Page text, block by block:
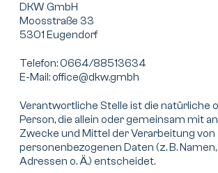
DKW GmbH
Moosstraße 33
5301 Eugendorf
Telefon: 0664/88513634
E-Mail: office@dkw.gmbh
Verantwortliche Stelle ist die natürliche
Person, die allein oder gemeinsam mit
Zwecke und Mittel der Verarbeitung von
personenbezogenen Daten (z. B. Namen,
Adressen o. Ä.) entscheidet.